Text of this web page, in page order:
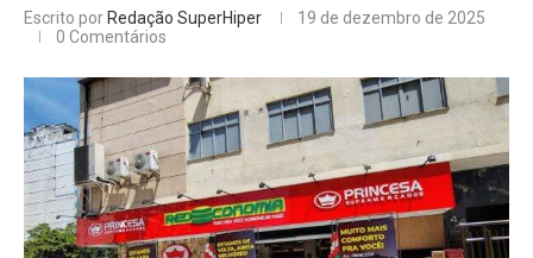
Escrito porRedação SuperHiper
19 de dezembro de 2025
0 Comentários